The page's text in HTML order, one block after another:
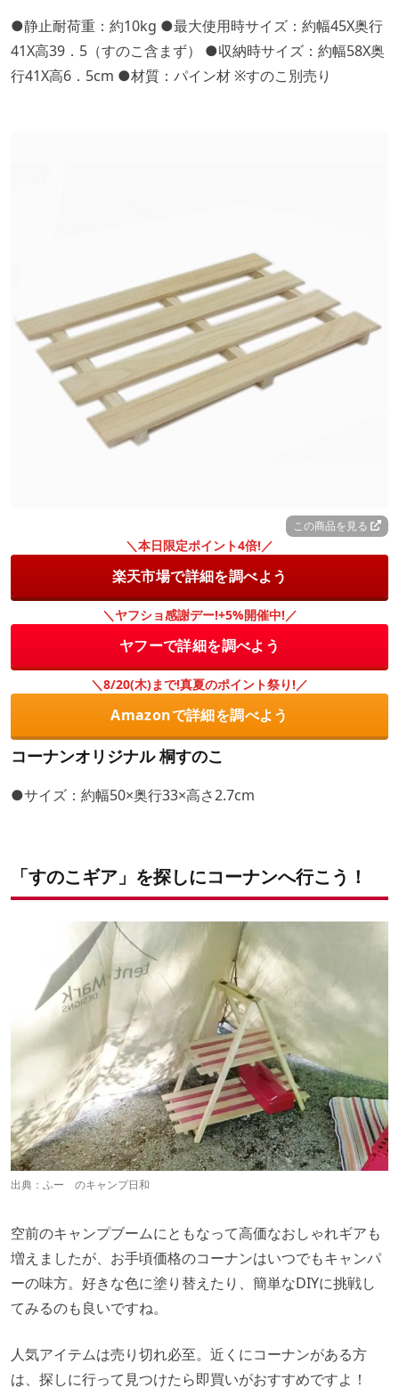
●静止耐荷重：約10kg ●最大使用時サイズ：約幅45X奥行
41X高39．5（すのこ含まず） ●収納時サイズ：約幅58X奥
行41X高6．5cm ●材質：パイン材 ※すのこ別売り
この商品を見る
＼本日限定ポイント4倍!／
楽天市場で詳細を調べよう
＼ヤフショ感謝デー!+5%開催中!／
ヤフーで詳細を調べよう
＼8/20(木)まで!真夏のポイント祭り!／
Amazonで詳細を調べよう
コーナンオリジナル 桐すのこ
●サイズ：約幅50×奥行33×高さ2.7cm
「すのこギア」を探しにコーナンへ行こう！
出典： ふー のキャンプ日和
空前のキャンプブームにともなって高価なおしゃれギアも
増えましたが、お手頃価格のコーナンはいつでもキャンパ
ーの味方。好きな色に塗り替えたり、簡単なDIYに挑戦し
てみるのも良いですね。
人気アイテムは売り切れ必至。近くにコーナンがある方
は、探しに行って見つけたら即買いがおすすめですよ！